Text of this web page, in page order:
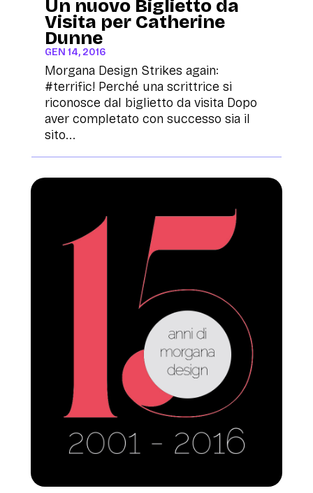
Un nuovo Biglietto da
Visita per Catherine
Dunne
GEN 14, 2016
Morgana Design Strikes again:
#terrific! Perché una scrittrice si
riconosce dal biglietto da visita Dopo
aver completato con successo sia il
sito...